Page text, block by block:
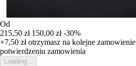
Od
215,50 zł 150,00 zł -30%
+7,50 złotrzymasz na kolejne zamowienie
potwierdzeniu zamowienia
Loading...